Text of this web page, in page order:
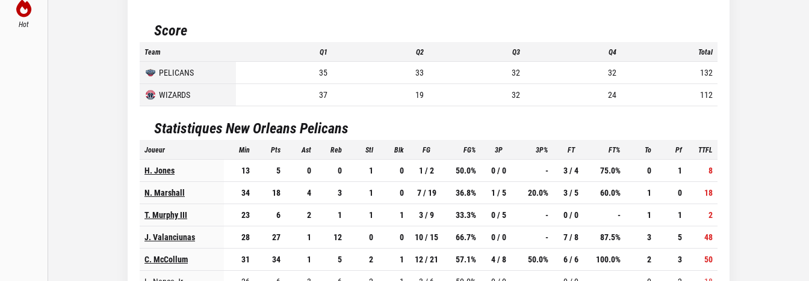
Hot Score
Team Q1 Q2 Q3 Q4 Total
PELICANS 35 33 32 32
132
WIZARDS
37 19 32 24 112
StatistiquesNew Orleans Pelicans
Joueur Min Pts Ast Reb Stl Blk FG FG% 3P 3P% FT FT% To Pf TTFL
H. Jones 13 5 0 0 1 0 1 / 2 50.0% 0 / 0 - 3 / 4 75.0% 0 1
8
N. Marshall
34 18 4 3 1 0 7 / 19 36.8% 1 / 5 20.0% 3 / 5 60.0% 1 0
18
T. Murphy III
23 6 2 1 1 1 3 / 9 33.3% 0 / 5 - 0 / 0 - 1 1
2
J. Valanciunas
28 27 1 12 0 0 10 / 15 66.7% 0 / 0 - 7 / 8 87.5% 3 5
48
C. McCollum
31 34 1 5 2 1 12 / 21 57.1% 4 / 8 50.0% 6 / 6 100.0% 2 3
50